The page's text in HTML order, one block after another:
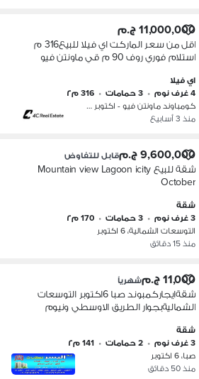
11,000,000 ج.م
اقل من سعر الماركت اي فيلا للبيع316 م
استلام فوري روف 90 م قي ماونتن فيو
Mountain view i-city 6 oct
اي فيلا
4 غرف نوم
• 3 حمامات • 316 م٢
كومباوند ماونتن فيو - اكتوبر بارك، …
منذ 3 أسابيع
9,600,000 ج.م قابل للتفاوض
شقة للبيع Mountain view Lagoon icity
October
شقة
3 غرف نوم
• 3 حمامات • 170 م٢
التوسعات الشمالية، 6 اكتوبر
منذ 15 دقائق
11,000 ج.م شهرياً
شقةايجاركمبوند صبا 6اكتوبر التوسعات
الشماليةبجوار الطريق الاوسطي ونيوم
شقة
3 غرف نوم
• 2 حمامات • 141 م٢
صبا، 6 اكتوبر
منذ 50 دقائق